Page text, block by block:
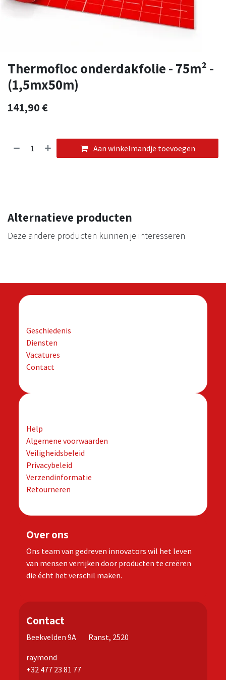
Thermofloc onderdakfolie - 75m² -
(1,5mx50m)
141,90€
Aan winkelmandje toevoegen
Alternatieve producten
Deze andere producten kunnen je interesseren
Geschiedenis
Diensten
Vacatures
Contact
Help
Algemene voorwaarden
Veiligheidsbeleid
Privacybeleid
Verzendinformatie
Retourneren
Over ons
Ons team van gedreven innovators wil het leven
van mensen verrijken door producten te creëren
die écht het verschil maken.
Contact
Beekvelden 9A Ranst, 2520
raymond
+32 477 23 81 77